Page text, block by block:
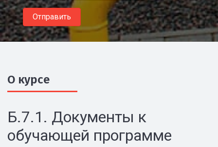
О курсе
Б.7.1. Документы к
обучающей программе